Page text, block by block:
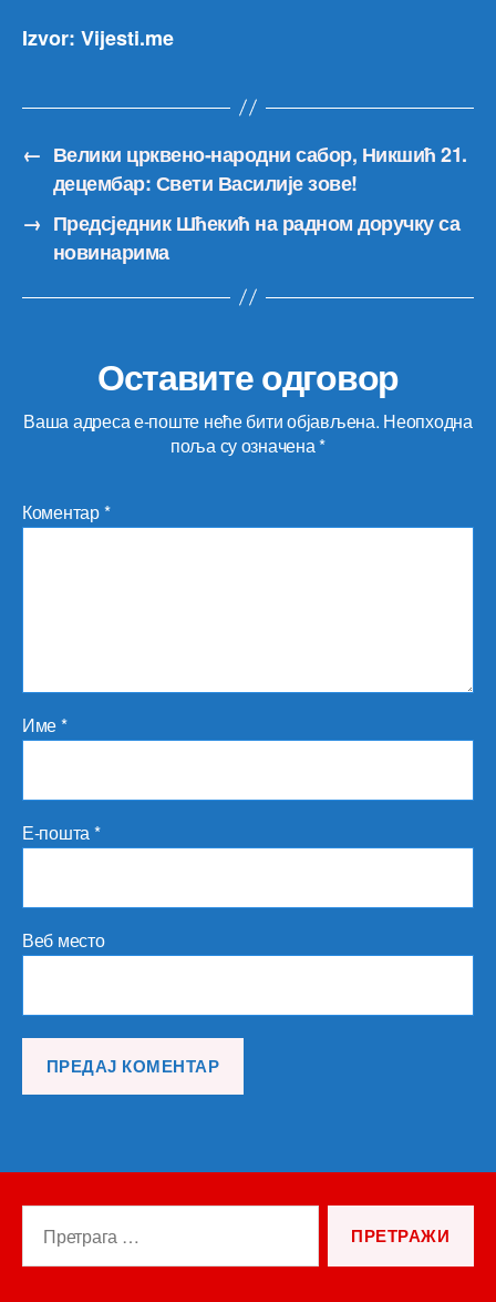
Izvor: Vijesti.me
← Велики црквено-народни сабор, Никшић 21.
децембар: Свети Василије зове!
→ Предсједник Шћекић на радном доручку са
новинарима
Оставите одговор
Ваша адреса е-поште неће бити објављена. Неопходна
поља су означена*
Коментар*
Име*
Е-пошта*
Веб место